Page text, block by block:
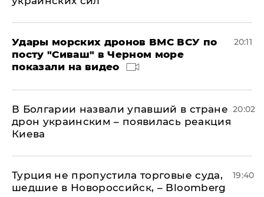
Удары морских дронов ВМС ВСУ по
посту "Сиваш" в Черном море
показали на видео
20:11
В Болгарии назвали упавший в стране
дрон украинским – появилась реакция
Киева
20:02
Турция не пропустила торговые суда,
шедшие в Новороссийск, – Bloomberg
19:40